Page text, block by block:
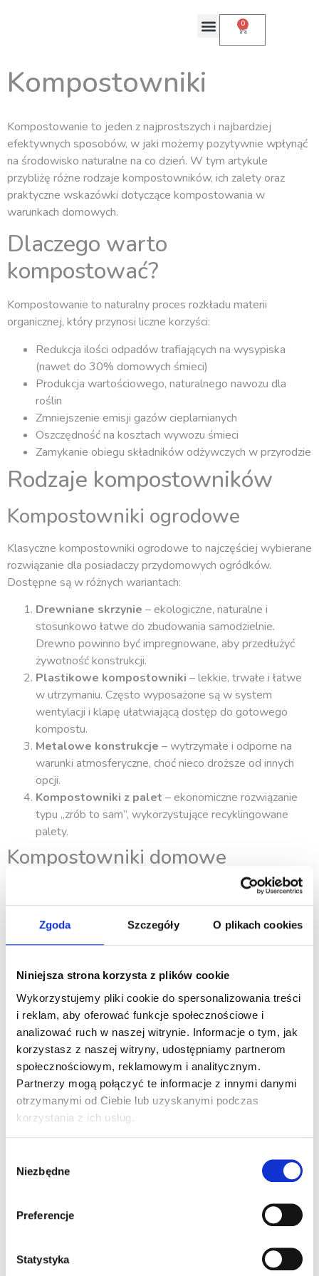
Zgoda Szczegóły O plikach cookies
Niniejsza strona korzysta z plików cookie
Wykorzystujemy pliki cookie do spersonalizowania treści
i reklam, aby oferować funkcje społecznościowe i
analizować ruch w naszej witrynie. Informacje o tym, jak
korzystasz z naszej witryny, udostępniamy partnerom
społecznościowym, reklamowym i analitycznym.
Partnerzy mogą połączyć te informacje z innymi danymi
otrzymanymi od Ciebie lub uzyskanymi podczas
korzystania z ich usług.
zgody
Niezbędne
Preferencje
Statystyka
0
Kompostowniki
Kompostowanie to jeden z najprostszych i najbardziej
efektywnych sposobów, w jaki możemy pozytywnie wpłynąć
na środowisko naturalne na co dzień. W tym artykule
przybliżę różne rodzaje kompostowników, ich zalety oraz
praktyczne wskazówki dotyczące kompostowania w
warunkach domowych.
Dlaczego warto
kompostować?
Kompostowanie to naturalny proces rozkładu materii
organicznej, który przynosi liczne korzyści:
Redukcja ilości odpadów trafiających na wysypiska
(nawet do 30% domowych śmieci)
Produkcja wartościowego, naturalnego nawozu dla
roślin
Zmniejszenie emisji gazów cieplarnianych
Oszczędność na kosztach wywozu śmieci
Zamykanie obiegu składników odżywczych w przyrodzie
Rodzaje kompostowników
Kompostowniki ogrodowe
Klasyczne kompostowniki ogrodowe to najczęściej wybierane
rozwiązanie dla posiadaczy przydomowych ogródków.
Dostępne są w różnych wariantach:
Drewniane skrzynie – ekologiczne, naturalne i
stosunkowo łatwe do zbudowania samodzielnie.
Drewno powinno być impregnowane, aby przedłużyć
żywotność konstrukcji.
Plastikowe kompostowniki – lekkie, trwałe i łatwe
w utrzymaniu. Często wyposażone są w system
wentylacji i klapę ułatwiającą dostęp do gotowego
kompostu.
Metalowe konstrukcje – wytrzymałe i odporne na
warunki atmosferyczne, choć nieco droższe od innych
opcji.
Kompostowniki z palet – ekonomiczne rozwiązanie
typu „zrób to sam”, wykorzystujące recyklingowane
palety.
Kompostowniki domowe
doskonałym rozwiązaniem są kompaktowe kompostowniki
wewnętrzne:
Vermikompostowniki– wykorzystują dżdżownice do
przetwarzania odpadów organicznych. Są bezwonne i
mogą być trzymane nawet w mieszkaniu.
Elektryczne kompostowniki
– nowoczesne
urządzenia przyspieszające proces kompostowania
dzięki kontrolowanej temperaturze i wilgotności.
Bokashi
– japońska metoda fermentacji odpadów z
wykorzystaniem specjalnych mikroorganizmów, idealna
do małych przestrzeni.
Lokalizacja
Kompostownik ogrodowy najlepiej umieścić w częściowo
zacienionym miejscu, osłoniętym od wiatru. Ważne, aby miał
mikroorganizmom.